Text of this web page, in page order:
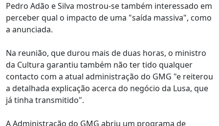
Pedro Adão e Silva mostrou-se também interessado em
perceber qual o impacto de uma "saída massiva", como
a anunciada.
Na reunião, que durou mais de duas horas, o ministro
da Cultura garantiu também não ter tido qualquer
contacto com a atual administração do GMG "e reiterou
a detalhada explicação acerca do negócio da Lusa, que
já tinha transmitido".
A Administração do GMG abriu um programa de